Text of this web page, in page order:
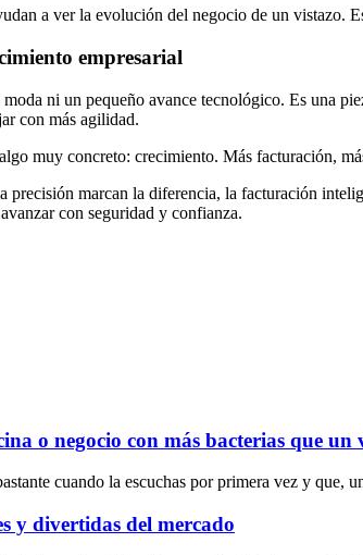
a ver la evolución del negocio de un vistazo.
empresarial
ni un pequeño avance tecnológico. Es una
con más agilidad.
muy concreto: crecimiento. Más facturación,
precisión marcan la diferencia, la facturación
con seguridad y confianza.
o negocio con más bacterias que un
cuando la escuchas por primera vez y
y divertidas del mercado